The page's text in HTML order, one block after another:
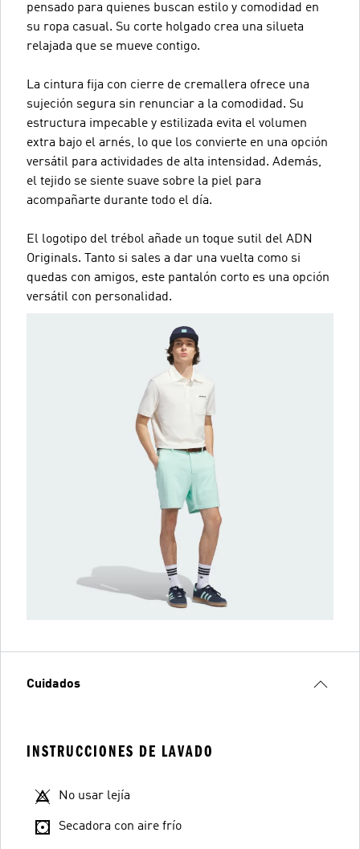
pensado para quienes buscan estilo y comodidad en
su ropa casual. Su corte holgado crea una silueta
relajada que se mueve contigo.
La cintura fija con cierre de cremallera ofrece una
sujeción segura sin renunciar a la comodidad. Su
estructura impecable y estilizada evita el volumen
extra bajo el arnés, lo que los convierte en una opción
versátil para actividades de alta intensidad. Además,
el tejido se siente suave sobre la piel para
acompañarte durante todo el día.
El logotipo del trébol añade un toque sutil del ADN
Originals. Tanto si sales a dar una vuelta como si
quedas con amigos, este pantalón corto es una opción
versátil con personalidad.
Cuidados
INSTRUCCIONES DE LAVADO
No usar lejía
Secadora con aire frío